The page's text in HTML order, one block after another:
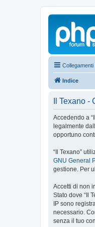
Collegamenti
Indice
Il Texano -
Accedendo a
legalmente
opportuno
“Il Texano”
GNU General
gestione. Per
Accetti di non
Stato dove “Il
IP sono
necessario.
senza il tuo